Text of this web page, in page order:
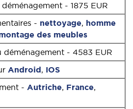
- 1875 EUR
- nettoyage, homme
des meubles
déménagement - 4583 EUR
Android, IOS
- Autriche, France,